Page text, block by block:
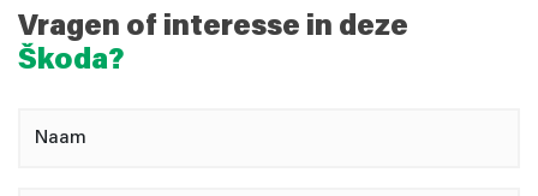
Vragen of interesse in deze
Škoda?